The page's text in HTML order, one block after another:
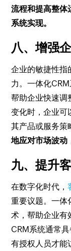
流程和提高整体
系统实现。
八、增强
企业的敏捷性指
力。一体化
帮助企业快速调
变化时，企业可
其产品或服务策
地应对市场波动
九、提升
在数字化时代，
重要议题。一体
术，帮助企业有
CRM系统通常
有授权人员才能